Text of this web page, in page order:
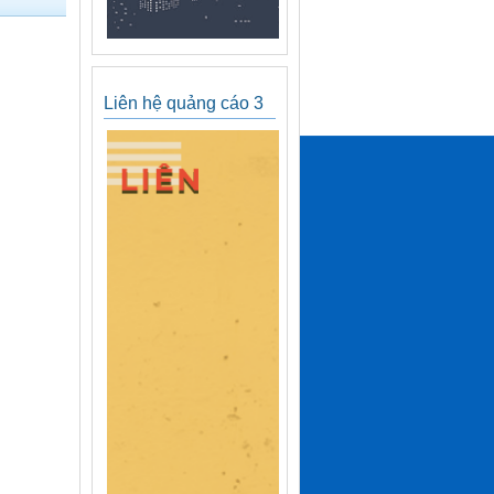
Liên hệ quảng cáo 3